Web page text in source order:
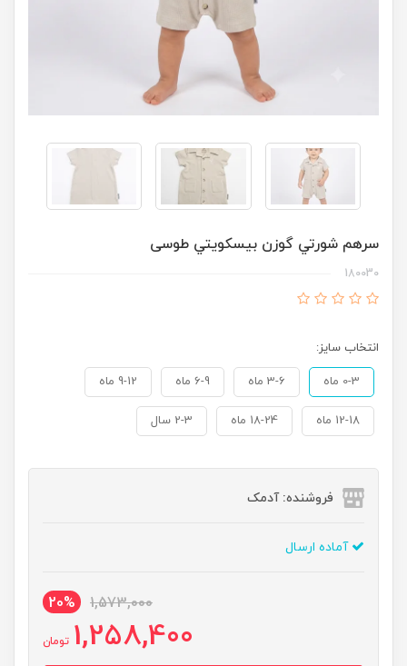
سرهم شورتي گوزن بيسكويتي طوسی
180030
انتخاب سایز:
0-3 ماه 3-6 ماه 6-9 ماه 9-12 ماه
12-18 ماه 18-24 ماه 2-3 سال
فروشنده: آدمک
آماده ارسال
1,573,000
20%
1,258,400 تومان